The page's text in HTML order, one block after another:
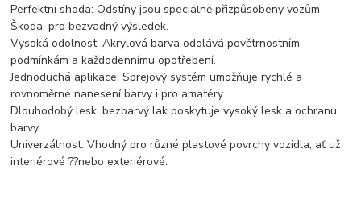
Perfektní shoda: Odstíny jsou speciálně přizpůsobeny vozům
Škoda, pro bezvadný výsledek.
Vysoká odolnost: Akrylová barva odolává povětrnostním
podmínkám a každodennímu opotřebení.
Jednoduchá aplikace: Sprejový systém umožňuje rychlé a
rovnoměrné nanesení barvy i pro amatéry.
Dlouhodobý lesk: bezbarvý lak poskytuje vysoký lesk a ochranu
barvy.
Univerzálnost: Vhodný pro různé plastové povrchy vozidla, ať už
interiérové ??nebo exteriérové.